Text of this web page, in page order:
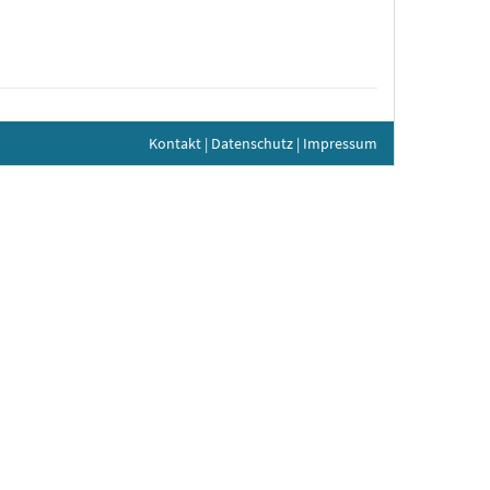
Kontakt | Datenschutz | Impressum